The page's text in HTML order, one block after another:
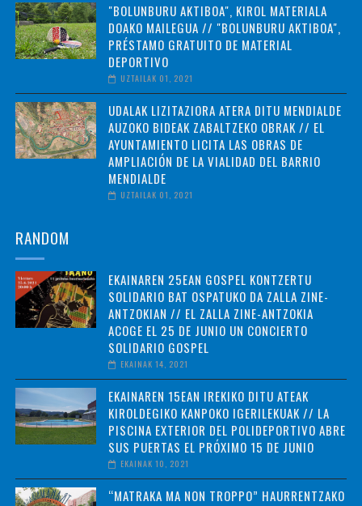
"BOLUNBURU AKTIBOA", KIROL MATERIALA
DOAKO MAILEGUA // "BOLUNBURU AKTIBOA",
PRÉSTAMO GRATUITO DE MATERIAL
DEPORTIVO
UZTAILAK 01, 2021
UDALAK LIZITAZIORA ATERA DITU MENDIALDE
AUZOKO BIDEAK ZABALTZEKO OBRAK // EL
AYUNTAMIENTO LICITA LAS OBRAS DE
AMPLIACIÓN DE LA VIALIDAD DEL BARRIO
MENDIALDE
UZTAILAK 01, 2021
RANDOM
EKAINAREN 25EAN GOSPEL KONTZERTU
SOLIDARIO BAT OSPATUKO DA ZALLA ZINE-
ANTZOKIAN // EL ZALLA ZINE-ANTZOKIA
ACOGE EL 25 DE JUNIO UN CONCIERTO
SOLIDARIO GOSPEL
EKAINAK 14, 2021
EKAINAREN 15EAN IREKIKO DITU ATEAK
KIROLDEGIKO KANPOKO IGERILEKUAK // LA
PISCINA EXTERIOR DEL POLIDEPORTIVO ABRE
SUS PUERTAS EL PRÓXIMO 15 DE JUNIO
EKAINAK 10, 2021
“MATRAKA MA NON TROPPO” HAURRENTZAKO